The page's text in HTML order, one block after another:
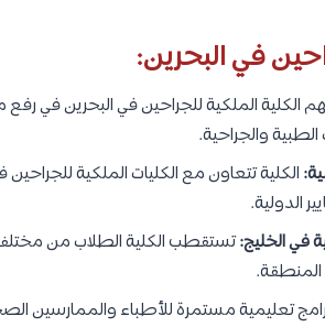
في البحرين:
الكلية الملكية للجراحين في البحرين في
والجراحية.
الكلية تتعاون مع الكليات الملكية
الدولية.
الخليج:تستقطب الكلية الطلاب من
تعليمية مستمرة للأطباء والممارسين